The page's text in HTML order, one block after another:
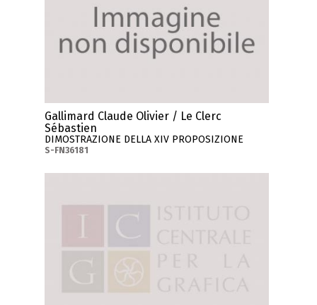
Gallimard Claude Olivier / Le Clerc
Sébastien
DIMOSTRAZIONE DELLA XIV PROPOSIZIONE
S-FN36181